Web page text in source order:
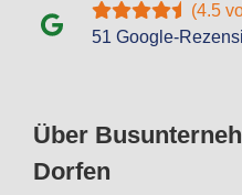
Über
Dorfen
(4.5
51 Google-